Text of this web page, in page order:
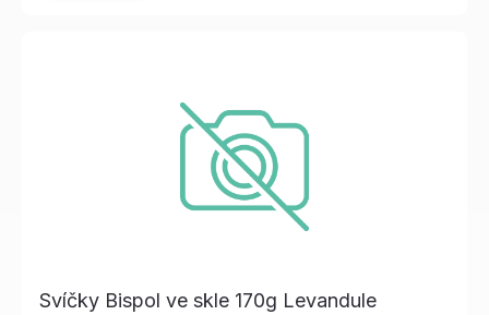
Svíčky Bispol ve skle 170g Levandule